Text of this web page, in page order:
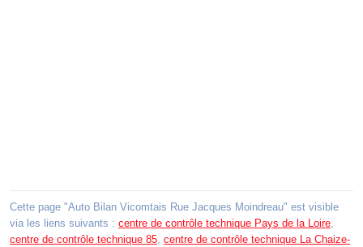
Cette page "Auto Bilan Vicomtais Rue Jacques Moindreau" est visible
via les liens suivants : centre de contrôle technique Pays de la Loire,
centre de contrôle technique 85, centre de contrôle technique La Chaize-